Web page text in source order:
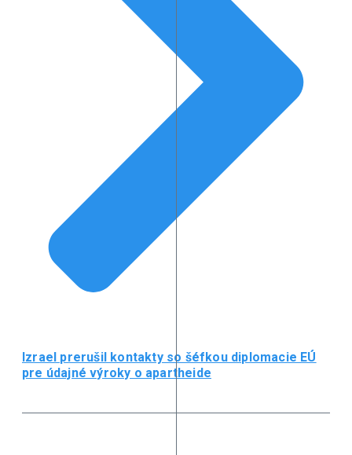
Izrael prerušil kontakty so šéfkou diplomacie EÚ
pre údajné výroky o apartheide